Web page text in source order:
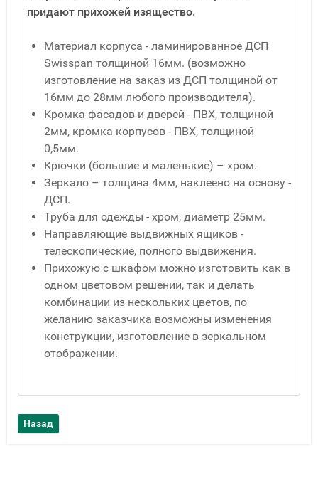
придают прихожей изящество.
Материал корпуса - ламинированное ДСП
Swisspan толщиной 16мм. (возможно
изготовление на заказ из ДСП толщиной от
16мм до 28мм любого производителя).
Кромка фасадов и дверей - ПВХ, толщиной
2мм, кромка корпусов - ПВХ, толщиной
0,5мм.
Крючки (большие и маленькие) – хром.
Зеркало – толщина 4мм, наклеено на основу -
ДСП.
Труба для одежды - хром, диаметр 25мм.
Направляющие выдвижных ящиков -
телескопические, полного выдвижения.
Прихожую с шкафом можно изготовить как в
одном цветовом решении, так и делать
комбинации из нескольких цветов, по
желанию заказчика возможны изменения
конструкции, изготовление в зеркальном
отображении.